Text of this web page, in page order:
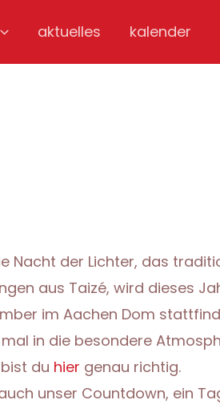
aktuelles kalender
Nacht der Lichter, das
aus Taizé, wird dieses
im Aachen Dom
in die besondere
du hier genau richtig.
unser Countdown, ein